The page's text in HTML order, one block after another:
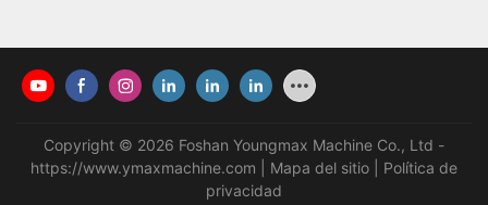
Copyright © 2026 Foshan Youngmax Machine Co., Ltd -
https://www.ymaxmachine.com
Mapa del sitio
Política de
privacidad